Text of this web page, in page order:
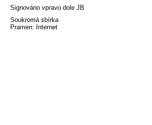
Signováno vpravo dole JB
Soukromá sbírka
Pramen: Internet